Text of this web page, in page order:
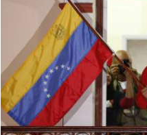
[ 14 juin 2020 ]
* LA UNE